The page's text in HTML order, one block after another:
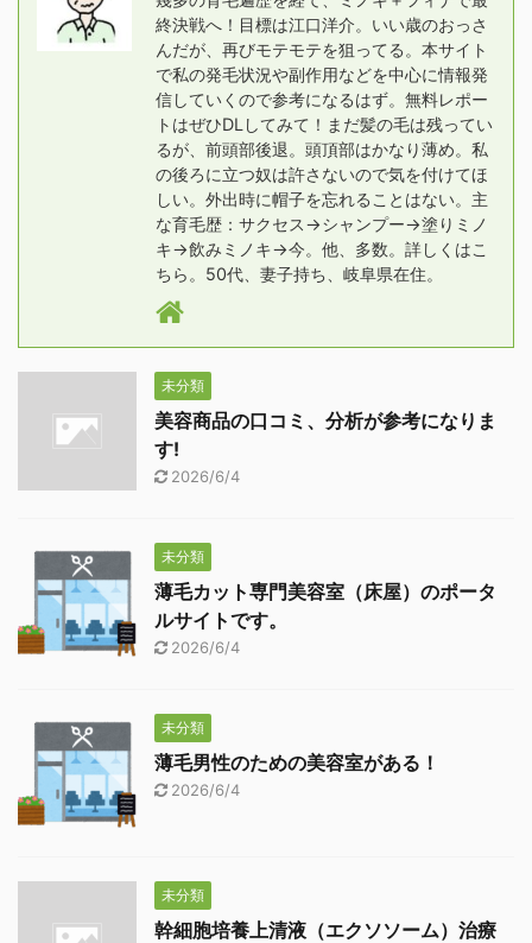
終決戦へ！目標は江口洋介。いい歳のおっさ
んだが、再びモテモテを狙ってる。本サイト
で私の発毛状況や副作用などを中心に情報発
信していくので参考になるはず。無料レポー
トはぜひDLしてみて！まだ髪の毛は残ってい
るが、前頭部後退。頭頂部はかなり薄め。私
の後ろに立つ奴は許さないので気を付けてほ
しい。外出時に帽子を忘れることはない。主
な育毛歴：サクセス→シャンプー→塗りミノ
キ→飲みミノキ→今。他、多数。詳しくはこ
ちら。50代、妻子持ち、岐阜県在住。
未分類
美容商品の口コミ、分析が参考になりま
す!
2026/6/4
未分類
薄毛カット専門美容室（床屋）のポータ
ルサイトです。
2026/6/4
未分類
薄毛男性のための美容室がある！
2026/6/4
未分類
幹細胞培養上清液（エクソソーム）治療